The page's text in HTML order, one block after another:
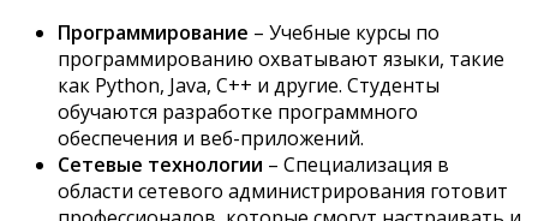
Программирование – Учебные курсы по
программированию охватывают языки, такие
как Python, Java, C++ и другие. Студенты
обучаются разработке программного
обеспечения и веб-приложений.
Сетевые технологии – Специализация в
области сетевого администрирования готовит